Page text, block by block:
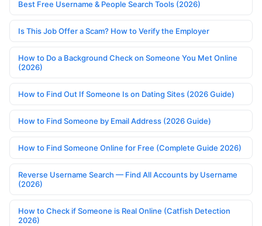
Best Free Username & People Search Tools (2026)
Is This Job Offer a Scam? How to Verify the Employer
How to Do a Background Check on Someone You Met Online
(2026)
How to Find Out If Someone Is on Dating Sites (2026 Guide)
How to Find Someone by Email Address (2026 Guide)
How to Find Someone Online for Free (Complete Guide 2026)
Reverse Username Search — Find All Accounts by Username
(2026)
How to Check if Someone is Real Online (Catfish Detection
2026)